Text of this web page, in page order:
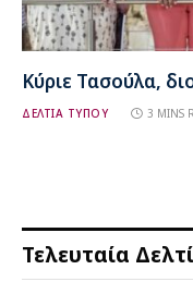
Κύριε Τασούλα,
ΔΕΛΤΙΑ ΤΥΠΟΥ 3 MINS
Τελευταία